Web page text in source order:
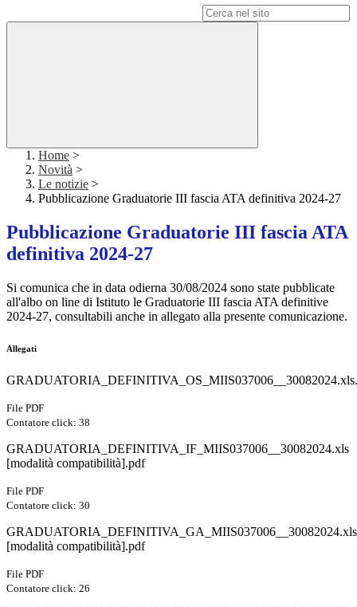
Home >
Novità >
Le notizie >
Pubblicazione Graduatorie III fascia ATA definitiva 2024-27
Pubblicazione Graduatorie III fascia ATA
definitiva 2024-27
Si comunica che in data odierna 30/08/2024 sono state pubblicate
all'albo on line di Istituto le Graduatorie III fascia ATA definitive
2024-27, consultabili anche in allegato alla presente comunicazione.
Allegati
File PDF
Contatore click: 38
GRADUATORIA_DEFINITIVA_IF_MIIS037006__30082024.xls
[modalità compatibilità].pdf
File PDF
Contatore click: 30
GRADUATORIA_DEFINITIVA_GA_MIIS037006__30082024.xls
[modalità compatibilità].pdf
File PDF
Contatore click: 26